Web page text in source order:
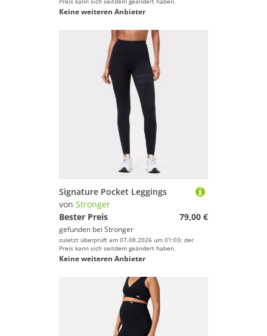
Keine weiteren Anbieter
Signature Pocket Leggings
von Stronger
Bester Preis
79,00 €
gefunden bei Stronger
zuletzt überprüft am 07.08.2026 um 01:03; der
Preis kann sich seitdem geändert haben.
Keine weiteren Anbieter